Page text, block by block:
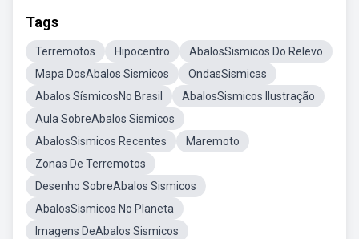
Tags
Terremotos Hipocentro
AbalosSismicos Do Relevo
Mapa DosAbalos Sismicos
OndasSismicas
Abalos SísmicosNo Brasil
AbalosSismicos Ilustração
Aula SobreAbalos Sismicos
AbalosSismicos Recentes
Maremoto
Zonas De Terremotos
Desenho SobreAbalos Sismicos
AbalosSismicos No Planeta
Imagens DeAbalos Sismicos